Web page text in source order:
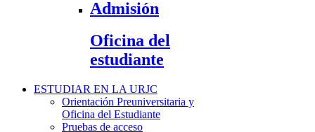
Admisión
Oficina del
estudiante
ESTUDIAR EN LA URJC
Orientación Preuniversitaria y
Oficina del Estudiante
Pruebas de acceso